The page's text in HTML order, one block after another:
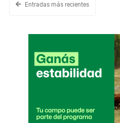
Entradas más recientes